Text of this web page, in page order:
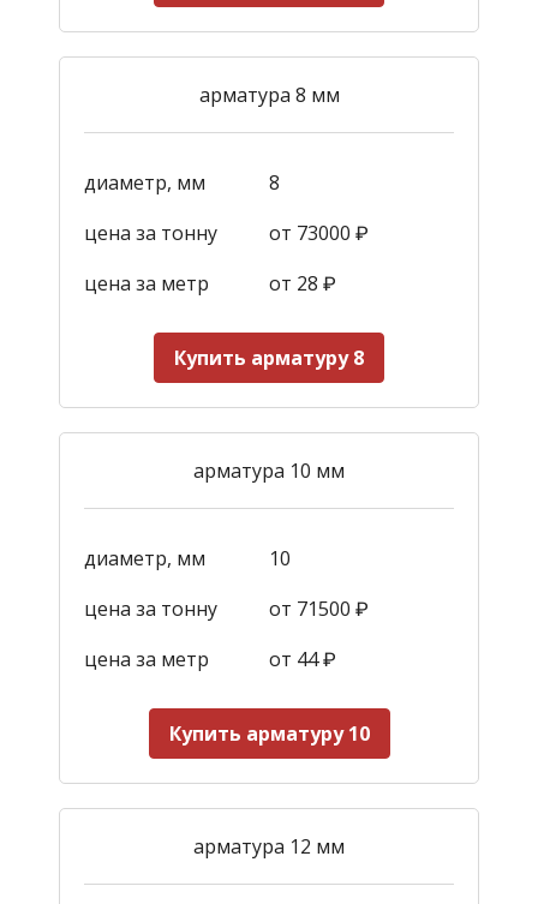
арматура 8 мм
диаметр, мм
8
цена за тонну
от 73000 ₽
цена за метр
от 28 ₽
Купить арматуру 8
арматура 10 мм
диаметр, мм
10
цена за тонну
от 71500 ₽
цена за метр
от 44₽
Купить арматуру 10
арматура 12 мм